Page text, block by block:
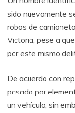
sido nuevamente
robos de
Victoria, pese a
por este mismo
De acuerdo con
pasado por
un vehículo, sin